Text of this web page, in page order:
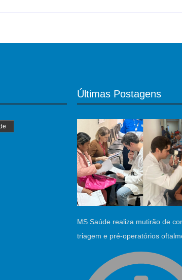
Últimas Postagens
MS Saúde realiza mutirão de
triagem e pré-operatórios